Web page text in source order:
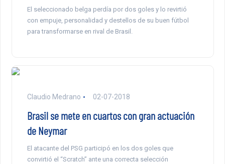
El seleccionado belga perdía por dos goles y lo revirtió
con empuje, personalidad y destellos de su buen fútbol
para transformarse en rival de Brasil.
Claudio Medrano 02-07-2018
Brasil se mete en cuartos con gran actuación
de Neymar
El atacante del PSG participó en los dos goles que
convirtió el “Scratch” ante una correcta selección